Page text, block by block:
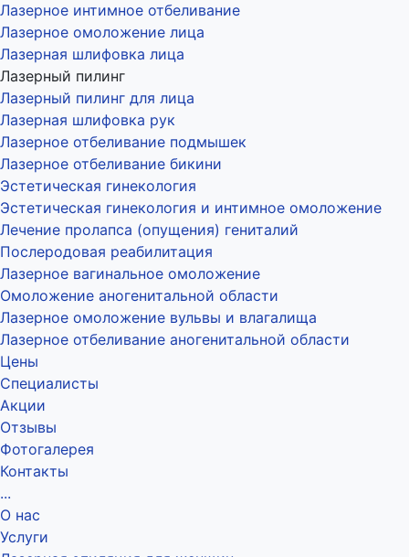
Лазерное интимное отбеливание
Лазерное омоложение лица
Лазерная шлифовка лица
Лазерный пилинг
Лазерный пилинг для лица
Лазерная шлифовка рук
Лазерное отбеливание подмышек
Лазерное отбеливание бикини
Эстетическая гинекология
Эстетическая гинекология и интимное омоложение
Лечение пролапса (опущения) гениталий
Послеродовая реабилитация
Лазерное вагинальное омоложение
Омоложение аногенитальной области
Лазерное омоложение вульвы и влагалища
Лазерное отбеливание аногенитальной области
Цены
Специалисты
Акции
Отзывы
Фотогалерея
Контакты
...
О нас
Услуги